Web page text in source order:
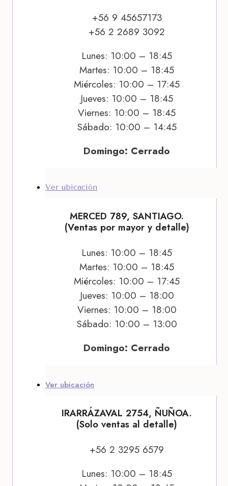
+56 9 45657173
+56 2 2689 3092
Lunes: 10:00 – 18:45
Martes: 10:00 – 18:45
Miércoles: 10:00 – 17:45
Jueves: 10:00 – 18:45
Viernes: 10:00 – 18:45
Sábado: 10:00 – 14:45
Domingo: Cerrado
Ver ubicación
MERCED 789, SANTIAGO.
(Ventas por mayor y detalle)
Lunes: 10:00 – 18:45
Martes: 10:00 – 18:45
Miércoles: 10:00 – 17:45
Jueves: 10:00 – 18:00
Viernes: 10:00 – 18:00
Sábado: 10:00 – 13:00
Domingo: Cerrado
Ver ubicación
IRARRÁZAVAL 2754, ÑUÑOA.
(Solo ventas al detalle)
+56 2 3295 6579
Lunes: 10:00 – 18:45